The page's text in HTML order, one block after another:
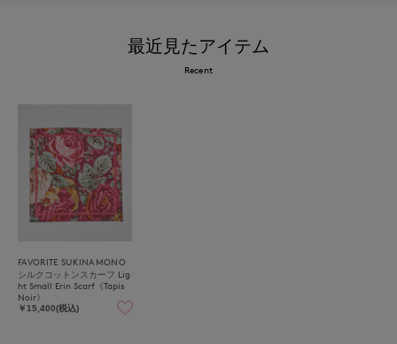
最近見たアイテム
Recent
FAVORITE SUKINAMONO
シルクコットンスカーフ Lig
ht Small Erin Scarf《Tapis
Noir》
￥15,400(税込)